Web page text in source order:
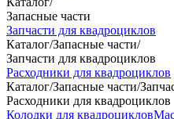
Запасные части
Запчасти для квадроциклов
Каталог/Запасные части/
Запчасти для квадроциклов
Расходники для квадроциклов
Каталог/Запасные части/
Расходники для квадроциклов
Колодки для квадроциклов